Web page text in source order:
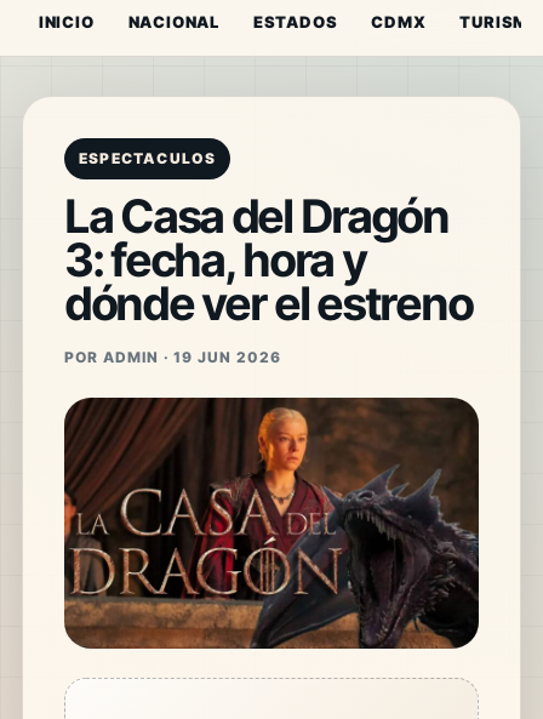
INICIO NACIONAL ESTADOS CDMX TURISMO
ESPECTACULOS
La Casa del Dragón
3: fecha, hora y
dónde ver el estreno
POR ADMIN · 19 JUN 2026